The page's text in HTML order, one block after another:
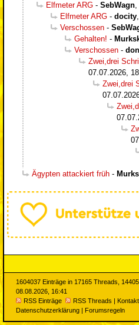
Elfmeter ARG - SebWagn,
Elfmeter ARG - docity,
Verschossen -
Gehalten! -
Verschossen -
Zwei,drei
07.07.2026,
Zwei,drei
Ägypten attackiert früh -
1604037 Einträge in 17165 Threads,
08.08.2026, 16:41
RSS Einträge
RSS Threads | Kontakt
Datenschutzerklärung | Forumsregeln